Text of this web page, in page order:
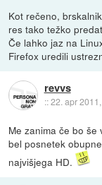
Kot rečeno,
res tako težko
Če lahko jaz na
Firefox uredili
revvs
::22. apr
Me zanima če bo
bel posnetek
najvišjega HD.